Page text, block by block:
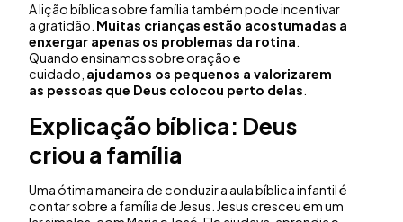
A lição bíblica sobre família também pode incentivar
a gratidão. Muitas crianças estão acostumadas a
enxergar apenas os problemas da rotina
Quando ensinamos sobre oração e
cuidado, ajudamos os pequenos a valorizarem
as pessoas que Deus colocou perto delas
Explicação bíblica: Deus
criou a família
Uma ótima maneira de conduzir a aula bíblica infantil é
contar sobre a família de Jesus. Jesus cresceu em um